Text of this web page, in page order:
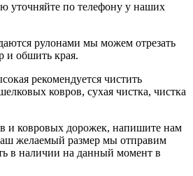
по телефону у наших
рулонами мы можем отрезать
и обшить края.
рекомендуется чистить
ковров, сухая чистка, чистка
и ковровых дорожек, напишите нам
желаемый размер мы отправим
в наличии на данный момент в